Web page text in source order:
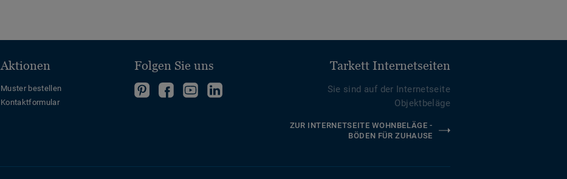
Aktionen
Muster bestellen
Kontaktformular
Folgen Sie uns
FolgenFolgenFolgeFolgen
Tarkett Internetseiten
Sie sind auf der Internetseite
Objektbeläge
ZUR INTERNETSEITE WOHNBELÄGE -
BÖDEN FÜR ZUHAUSE